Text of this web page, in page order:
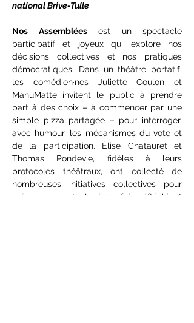
national Brive-Tulle
Nos Assemblées est un spectacle
participatif et joyeux qui explore nos
décisions collectives et nos pratiques
démocratiques. Dans un théâtre portatif,
les comédien·nes Juliette Coulon et
ManuMatte invitent le public à prendre
part à des choix – à commencer par une
simple pizza partagée – pour interroger,
avec humour, les mécanismes du vote et
de la participation. Élise Chatauret et
Thomas Pondevie, fidèles à leurs
protocoles théâtraux, ont collecté de
nombreuses initiatives collectives pour
créer un spectacle à la fois réfléchi et